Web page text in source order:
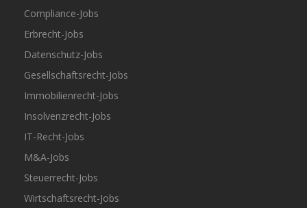
Compliance-Jobs
Erbrecht-Jobs
Datenschutz-Jobs
Gesellschaftsrecht-Jobs
Immobilienrecht-Jobs
Insolvenzrecht-Jobs
IT-Recht-Jobs
M&A-Jobs
Steuerrecht-Jobs
Wirtschaftsrecht-Jobs